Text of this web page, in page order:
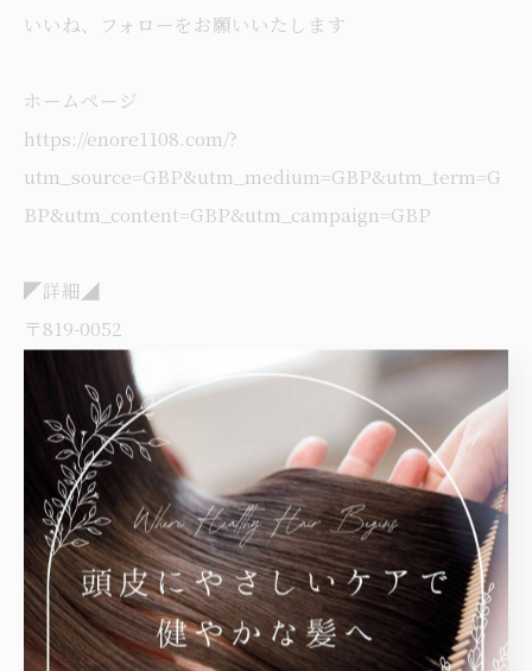
いいね、フォローをお願いいたします
ホームページ
https://enore1108.com/?
utm_source=GBP&utm_medium=GBP&utm_term=G
BP&utm_content=GBP&utm_campaign=GBP
◤詳細◢
〒819-0052
福岡県福岡市西区下山門3-3-1-104
■営業時間:９時〜18時30分（最終受付18時00分）
■定休日：月・火曜日
■敷地内駐車場あり
■お電話でのお問い合わせはホームページをご確認下さ
い